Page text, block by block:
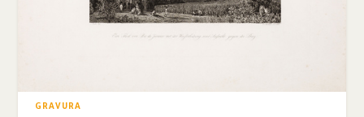
GRAVURA